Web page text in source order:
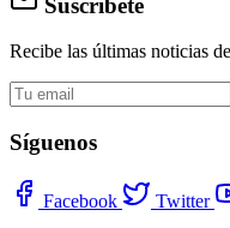
Recibe las últimas noticias
Síguenos
Facebook Twitter